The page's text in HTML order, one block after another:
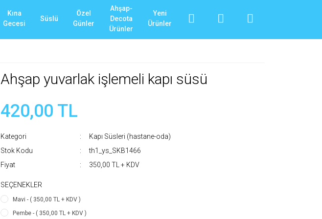
Kına
Gecesi
Süslü
Özel
Günler
Ahşap-
Decota
Ürünler
Yeni
Ürünler
Ahşap yuvarlak işlemeli kapı süsü
420,00 TL
Kategori
Kapı Süsleri (hastane-oda)
Stok Kodu
th1_ys_SKB1466
Fiyat
350,00 TL + KDV
SEÇENEKLER
Mavi - ( 350,00 TL + KDV )
Pembe - ( 350,00 TL + KDV )